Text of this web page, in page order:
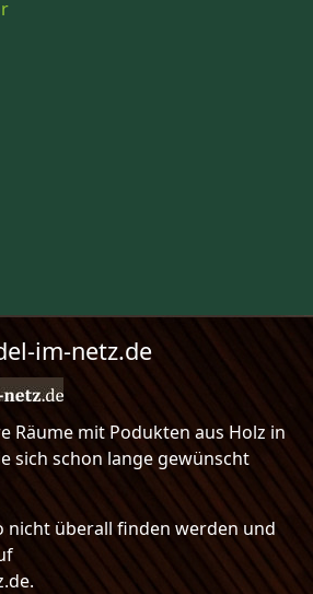
im-netz.de
Räume mit Podukten aus Holz in
sich schon lange gewünscht
nicht überall finden werden und